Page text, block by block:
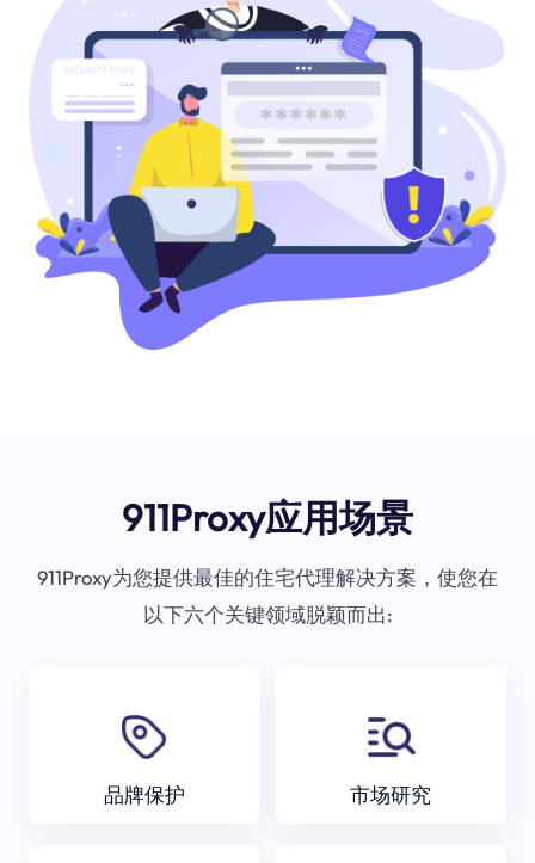
911Proxy应用场景
911Proxy为您提供最佳的住宅代理解决方案，使您在
以下六个关键领域脱颖而出:
品牌保护 市场研究